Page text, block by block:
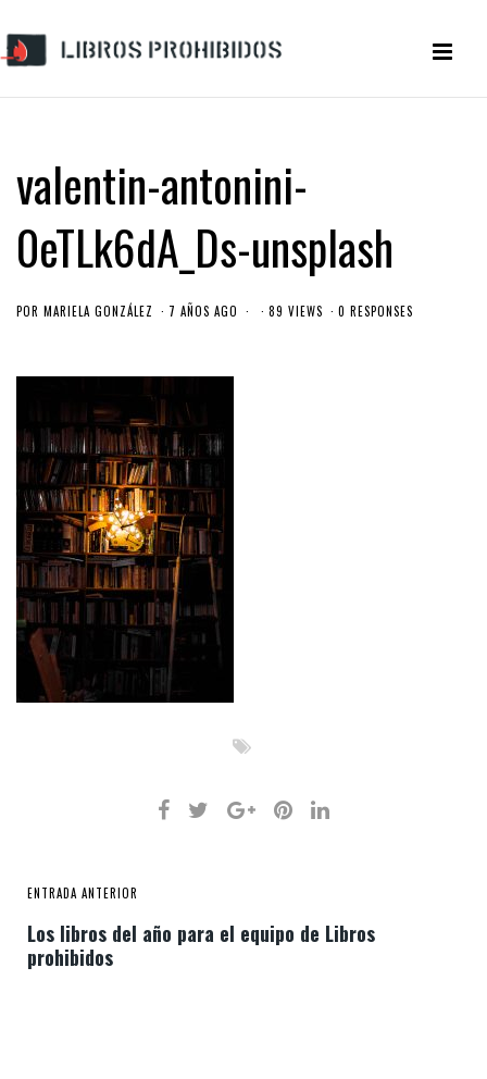
valentin-antonini-
0eTLk6dA_Ds-unsplash
POR MARIELA GONZÁLEZ 7 AÑOS AGO 89 VIEWS 0 RESPONSES
ENTRADA ANTERIOR
Los libros del año para el equipo de Libros
prohibidos